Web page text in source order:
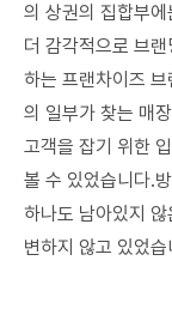
의 상권의 집합부
더 감각적으로 브
하는 프랜차이즈
의 일부가 찾는 매
고객을 잡기 위한
볼 수 있었습니다.
하나도 남아있지
변하지 않고 있었습